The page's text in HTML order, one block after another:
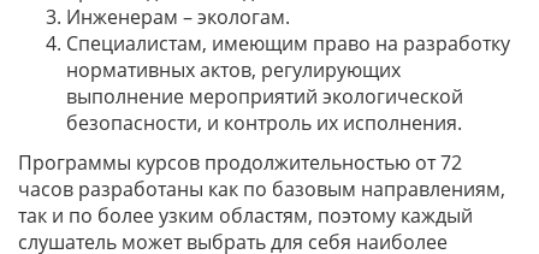
Инженерам – экологам.
Специалистам, имеющим право на разработку
нормативных актов, регулирующих
выполнение мероприятий экологической
безопасности, и контроль их исполнения.
Программы курсов продолжительностью от 72
часов разработаны как по базовым направлениям,
так и по более узким областям, поэтому каждый
слушатель может выбрать для себя наиболее